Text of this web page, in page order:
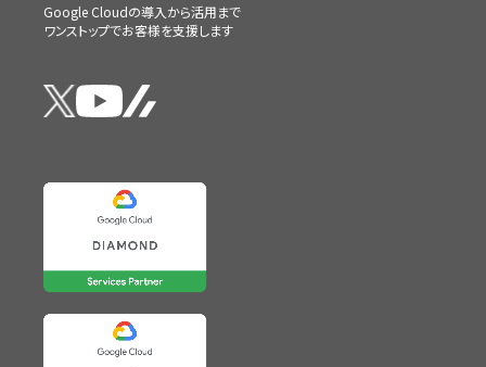
Google Cloudの導入から活用まで
ワンストップでお客様を支援します